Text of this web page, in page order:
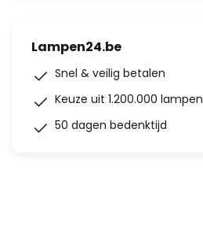
Lampen24.be
Snel & veilig betalen
Keuze uit 1.200.000 lampen
50 dagen bedenktijd